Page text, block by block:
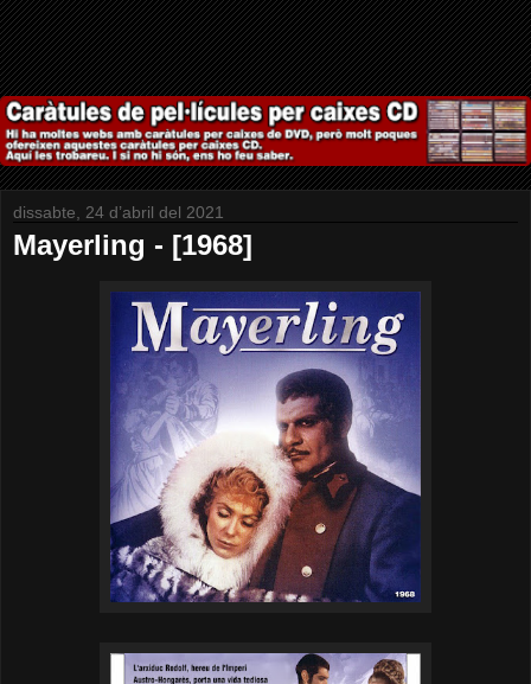
dissabte, 24 d’abril del 2021
Mayerling - [1968]